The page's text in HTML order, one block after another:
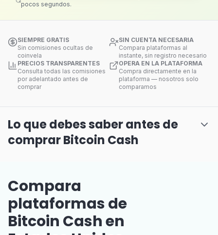
pocos segundos.
SIEMPRE GRATIS
Sin comisiones ocultas de
coinvela
SIN CUENTA NECESARIA
Compara plataformas al
instante, sin registro necesario
PRECIOS TRANSPARENTES
Consulta todas las comisiones
por adelantado antes de
comprar
OPERA EN LA PLATAFORMA
Compra directamente en la
plataforma — nosotros solo
comparamos
Lo que debes saber antes de
comprar Bitcoin Cash
Compara
plataformas de
Bitcoin Cash en